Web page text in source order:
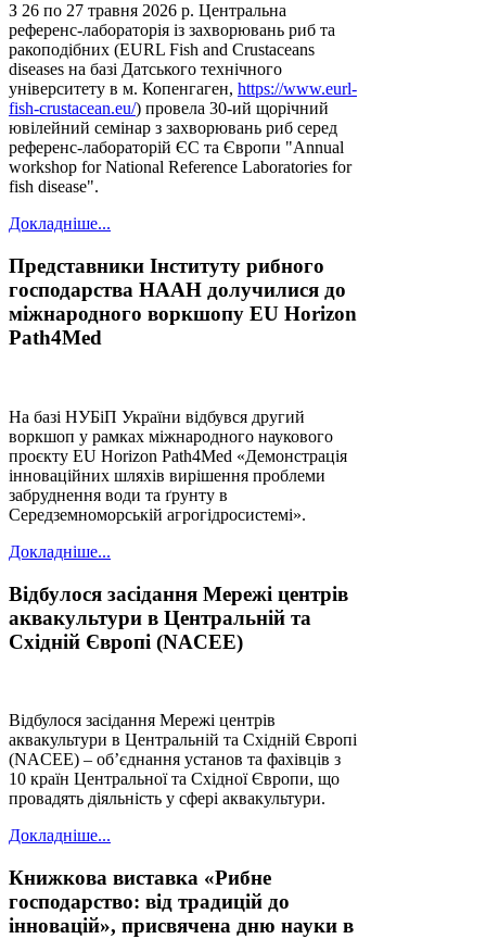
З 26 по 27 травня 2026 р. Центральна
референс-лабораторія із захворювань риб та
ракоподібних (EURL Fish and Crustaceans
diseases на базі Датського технічного
університету в м. Копенгаген, https://www.eurl-
fish-crustacean.eu/) провела 30-ий щорічний
ювілейний семінар з захворювань риб серед
референс-лабораторій ЄС та Європи "Annual
workshop for National Reference Laboratories for
fish disease".
Докладніше...
Представники Інституту рибного
господарства НААН долучилися до
міжнародного воркшопу EU Horizon
Path4Med
На базі НУБіП України відбувся другий
воркшоп у рамках міжнародного наукового
проєкту EU Horizon Path4Med «Демонстрація
інноваційних шляхів вирішення проблеми
забруднення води та ґрунту в
Середземноморській агрогідросистемі».
Докладніше...
Відбулося засідання Мережі центрів
аквакультури в Центральній та
Східній Європі (NACEE)
Відбулося засідання Мережі центрів
аквакультури в Центральній та Східній Європі
(NACEE) – об’єднання установ та фахівців з
10 країн Центральної та Східної Європи, що
провадять діяльність у сфері аквакультури.
Докладніше...
Книжкова виставка «Рибне
господарство: від традицій до
інновацій», присвячена дню науки в